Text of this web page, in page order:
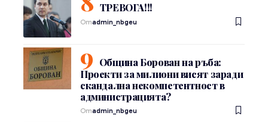
ТРЕВОГА!!!
Отadmin_nbgeu
Община Борован на ръба:
Проекти за милиони висят заради
скандална некомпетентност в
администрацията?
Отadmin_nbgeu